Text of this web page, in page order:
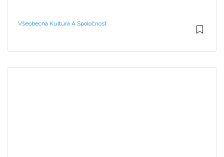
Všeobecná Kultúra A Spoločnosť